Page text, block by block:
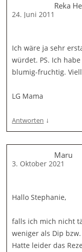
Reka
24. Juni 2011
Ich wäre ja sehr
würdet. PS. Ich
blumig-fruchtig.
LG Mama
Antworten ↓
Maru
3. Oktober 2021
Hallo Stephanie,
falls ich mich nicht
weniger als Dip
Hatte leider das